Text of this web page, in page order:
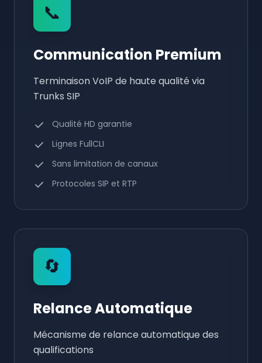
📞
Communication Premium
Terminaison VoIP de haute qualité via
Trunks SIP
Qualité HD garantie
Lignes FullCLI
Sans limitation de canaux
Protocoles SIP et RTP
🔄
Relance Automatique
Mécanisme de relance automatique des
qualifications